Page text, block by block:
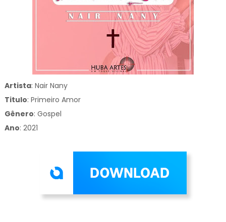
Artista: Nair Nany
Titulo: Primeiro Amor
Gênero: Gospel
Ano: 2021